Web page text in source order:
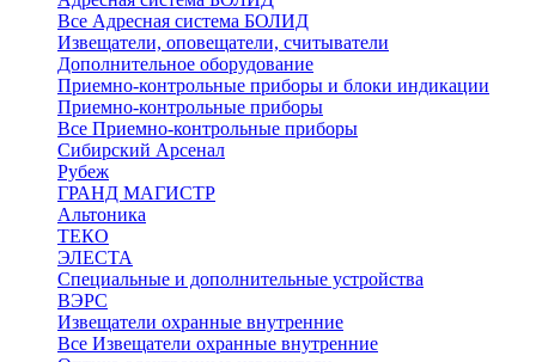
Все Адресная система БОЛИД
Извещатели, оповещатели, считыватели
Дополнительное оборудование
Приемно-контрольные приборы и блоки индикации
Приемно-контрольные приборы
Все Приемно-контрольные приборы
Сибирский Арсенал
Рубеж
ГРАНД МАГИСТР
Альтоника
ТЕКО
ЭЛЕСТА
Специальные и дополнительные устройства
ВЭРС
Извещатели охранные внутренние
Все Извещатели охранные внутренние